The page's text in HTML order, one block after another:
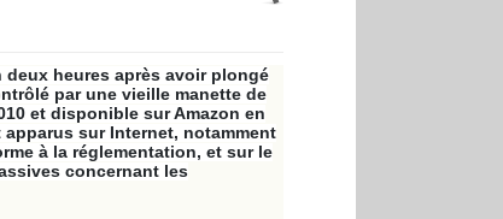
heures après avoir plongé
par une vieille manette de
et disponible sur Amazon en
sur Internet, notamment
à la réglementation, et sur le
concernant les